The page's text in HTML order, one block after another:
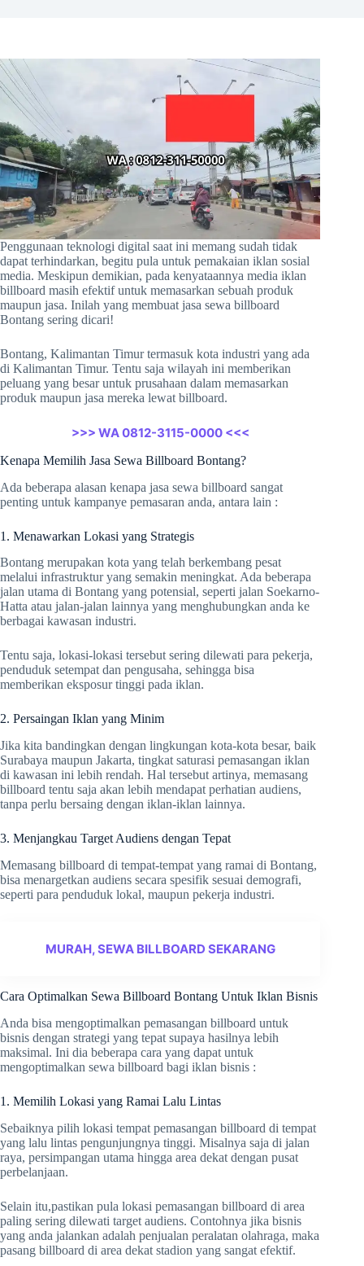
Penggunaan teknologi digital saat ini memang sudah tidak
dapat terhindarkan, begitu pula untuk pemakaian iklan sosial
media. Meskipun demikian, pada kenyataannya media iklan
billboard masih efektif untuk memasarkan sebuah produk
maupun jasa. Inilah yang membuat jasa sewa billboard
Bontang sering dicari!
Bontang, Kalimantan Timur termasuk kota industri yang ada
di Kalimantan Timur. Tentu saja wilayah ini memberikan
peluang yang besar untuk prusahaan dalam memasarkan
produk maupun jasa mereka lewat billboard.
>>> WA 0812-3115-0000 <<<
Kenapa Memilih Jasa Sewa Billboard Bontang?
Ada beberapa alasan kenapa jasa sewa billboard sangat
penting untuk kampanye pemasaran anda, antara lain :
1. Menawarkan Lokasi yang Strategis
Bontang merupakan kota yang telah berkembang pesat
melalui infrastruktur yang semakin meningkat. Ada beberapa
jalan utama di Bontang yang potensial, seperti jalan Soekarno-
Hatta atau jalan-jalan lainnya yang menghubungkan anda ke
berbagai kawasan industri.
Tentu saja, lokasi-lokasi tersebut sering dilewati para pekerja,
penduduk setempat dan pengusaha, sehingga bisa
memberikan eksposur tinggi pada iklan.
2. Persaingan Iklan yang Minim
Jika kita bandingkan dengan lingkungan kota-kota besar, baik
Surabaya maupun Jakarta, tingkat saturasi pemasangan iklan
di kawasan ini lebih rendah. Hal tersebut artinya, memasang
billboard tentu saja akan lebih mendapat perhatian audiens,
tanpa perlu bersaing dengan iklan-iklan lainnya.
3. Menjangkau Target Audiens dengan Tepat
Memasang billboard di tempat-tempat yang ramai di Bontang,
bisa menargetkan audiens secara spesifik sesuai demografi,
seperti para penduduk lokal, maupun pekerja industri.
MURAH, SEWA BILLBOARD SEKARANG
Cara Optimalkan Sewa Billboard Bontang Untuk Iklan Bisnis
Anda bisa mengoptimalkan pemasangan billboard untuk
bisnis dengan strategi yang tepat supaya hasilnya lebih
maksimal. Ini dia beberapa cara yang dapat untuk
mengoptimalkan sewa billboard bagi iklan bisnis :
1. Memilih Lokasi yang Ramai Lalu Lintas
Sebaiknya pilih lokasi tempat pemasangan billboard di tempat
yang lalu lintas pengunjungnya tinggi. Misalnya saja di jalan
raya, persimpangan utama hingga area dekat dengan pusat
perbelanjaan.
Selain itu,pastikan pula lokasi pemasangan billboard di area
paling sering dilewati target audiens. Contohnya jika bisnis
yang anda jalankan adalah penjualan peralatan olahraga, maka
pasang billboard di area dekat stadion yang sangat efektif.